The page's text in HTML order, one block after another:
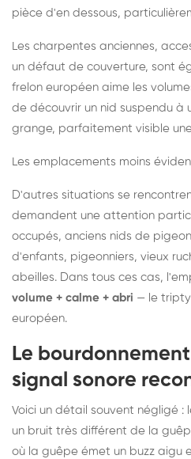
pièce d'en dessous,
Les charpentes anciennes,
un défaut de couverture, sont
frelon européen aime les
de découvrir un nid suspendu à
grange, parfaitement visible
Les emplacements moins
D'autres situations se
demandent une attention
occupés, anciens nids de
d'enfants, pigeonniers, vieux
abeilles. Dans tous ces cas,
volume + calme + abri — le
européen.
Le
signal sonore
Voici un détail souvent négligé :
un bruit très différent de la
où la guêpe émet un buzz aigu